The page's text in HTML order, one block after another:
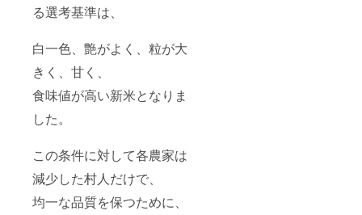
る選考基準は、
白一色、艶がよく、粒が大
きく、甘く、
食味値が高い新米となりま
した。
この条件に対して各農家は
減少した村人だけで、
均一な品質を保つために、